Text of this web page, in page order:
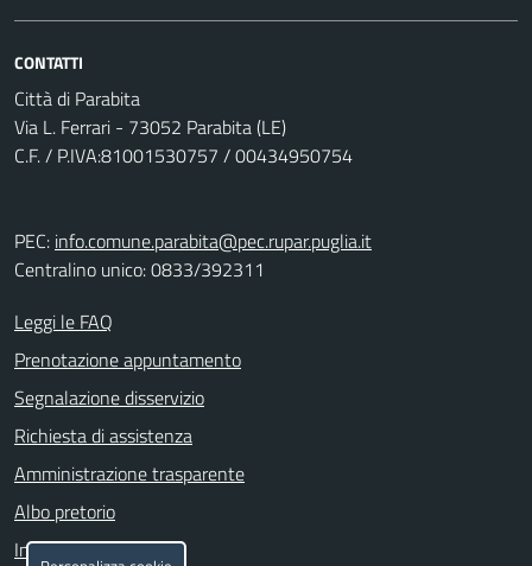
CONTATTI
Città di Parabita
Via L. Ferrari - 73052 Parabita (LE)
C.F. / P.IVA:81001530757 / 00434950754
PEC: info.comune.parabita@pec.rupar.puglia.it
Centralino unico: 0833/392311
Leggi le FAQ
Prenotazione appuntamento
Segnalazione disservizio
Richiesta di assistenza
Amministrazione trasparente
Albo pretorio
Informativa privacy